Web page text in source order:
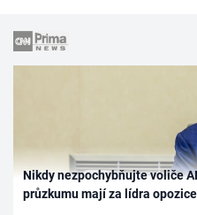
Nikdy nezpochybňujte voliče
průzkumu mají za lídra